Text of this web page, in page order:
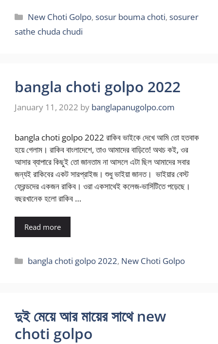
Categories
New Choti Golpo,sosur bouma choti,sosurer
sathe chuda chudi
bangla choti golpo 2022
January 11, 2022 by banglapanugolpo.com
bangla choti golpo 2022 রাকিব ভাইকে দেখে আমি তো হতবাক
হয়ে গেলাম। রাকিব বাংলাদেশে, তাও আমাদের বাড়িতে! অথচ কই, ওর
আসার ব্যাপারে কিছুই তো জানতাম না আসলে এটা ছিল আমাদের সবার
জন্যই রাকিবের একট সারপ্রাইজ। শুধু ভাইয়া জানত। ভাইয়ার বেস্ট
ফ্রেন্ডদের একজন রাকিব। ওরা একসাথেই কলেজ-ভার্সিটিতে পড়েছে।
বছরখানেক হলো রাকিব …
Read more
Categories
bangla choti golpo 2022, New Choti Golpo
দুই মেয়ে আর মায়ের সাথে new
choti golpo